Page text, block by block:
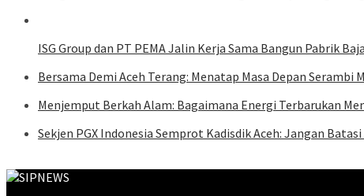
ISG Group dan PT PEMA Jalin Kerja Sama Bangun Pabrik
Bersama Demi Aceh Terang: Menatap Masa Depan Serambi
Menjemput Berkah Alam: Bagaimana Energi Terbarukan
Sekjen PGX Indonesia Semprot Kadisdik Aceh: Jangan